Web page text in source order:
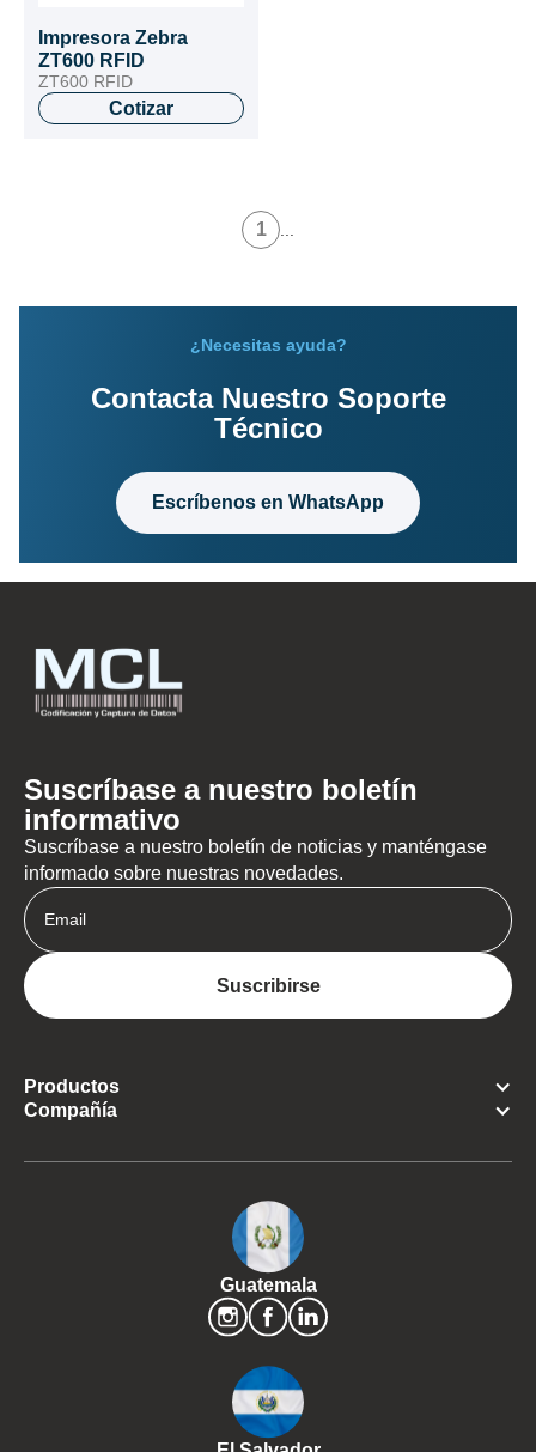
Impresora Zebra
ZT600 RFID
ZT600 RFID
Cotizar
1
¿Necesitas ayuda?
Contacta Nuestro Soporte
Técnico
Escríbenos en WhatsApp
Suscríbase a nuestro boletín
informativo
Suscríbase a nuestro boletín de noticias y manténgase
informado sobre nuestras novedades.
Productos
Compañía
Guatemala